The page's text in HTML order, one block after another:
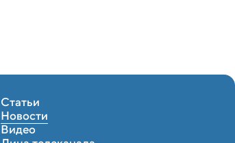
Статьи
Новости
Видео